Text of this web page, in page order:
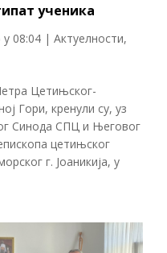
ученика
у 08:04 | Актуелности,
Цетињског-
Гори, кренули су, уз
Синода СПЦ и Његовог
цетињског
г. Јоаникија, у